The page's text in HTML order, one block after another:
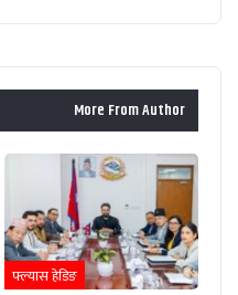
More From Author
फ्ल्यास हेडिङ